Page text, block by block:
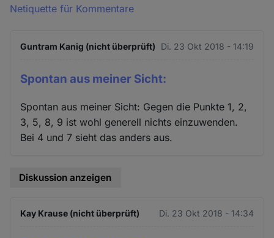
Netiquette für Kommentare
Guntram Kanig (nicht überprüft) Di. 23 Okt 2018 - 14:19
Spontan aus meiner Sicht:
Spontan aus meiner Sicht: Gegen die Punkte 1, 2,
3, 5, 8, 9 ist wohl generell nichts einzuwenden.
Bei 4 und 7 sieht das anders aus.
Diskussion anzeigen
Kay Krause (nicht überprüft) Di. 23 Okt 2018 - 14:34